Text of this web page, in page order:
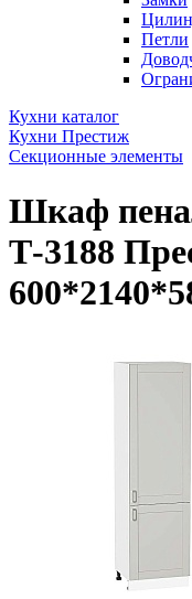
Петли
Кухни каталог
Кухни Престиж
Секционные элементы
Шкаф
Т-3188